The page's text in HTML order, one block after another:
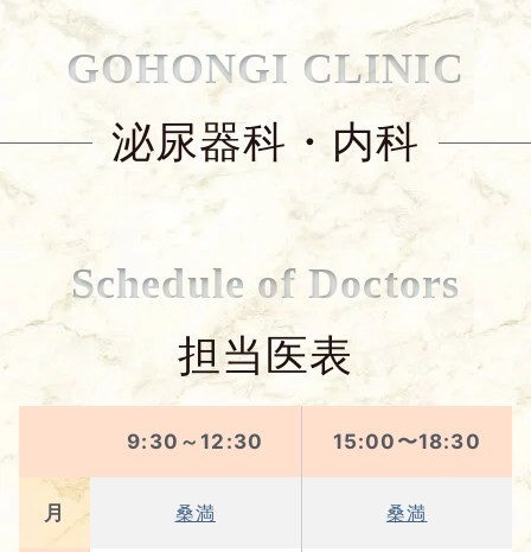
GOHONGI CLINIC
泌尿器科・内科
Schedule of Doctors
担当医表
月
9:30～12:30
桑満
15:00〜18:30
桑満